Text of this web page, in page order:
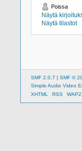
Poissa
Näytä
Näytä tilastot
SMF 2.0.7 | SMF ©
Simple Audio Video
XHTML
RSS WAP2